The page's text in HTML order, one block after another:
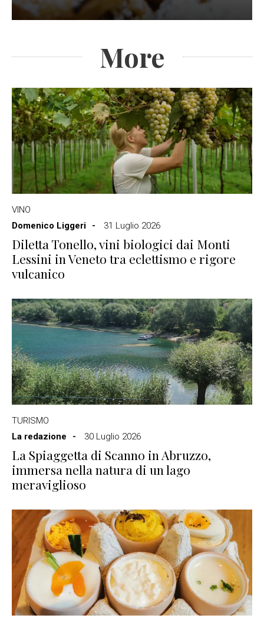
More
VINO
Domenico Liggeri
31 Luglio 2026
Diletta Tonello, vini biologici dai Monti
Lessini in Veneto tra eclettismo e rigore
vulcanico
TURISMO
La redazione
30 Luglio 2026
La Spiaggetta di Scanno in Abruzzo,
immersa nella natura di un lago
meraviglioso